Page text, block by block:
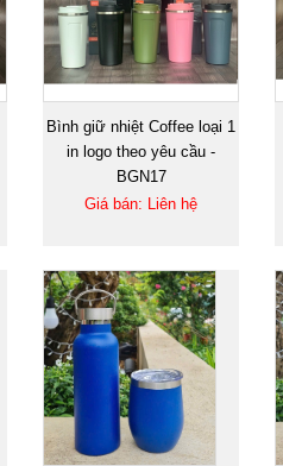
Bình giữ nhiệt Coffee loại 1
in logo theo yêu cầu -
BGN17
Giá bán: Liên hệ